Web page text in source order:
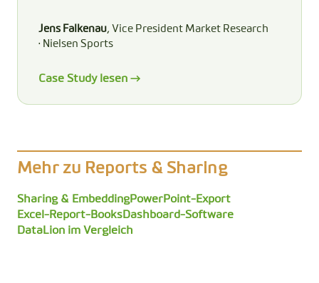
Jens Falkenau, Vice President Market Research
· Nielsen Sports
Case Study lesen →
Mehr zu Reports & Sharing
Sharing & EmbeddingPowerPoint-Export
Excel-Report-BooksDashboard-Software
DataLion im Vergleich